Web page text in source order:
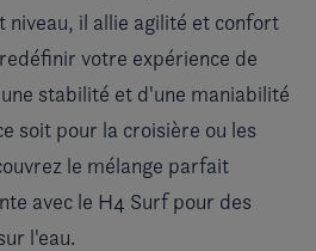
niveau, il allie agilité et confort
votre expérience de
stabilité et d'une maniabilité
soit pour la croisière ou les
le mélange parfait
avec le H4 Surf pour des
l'eau.